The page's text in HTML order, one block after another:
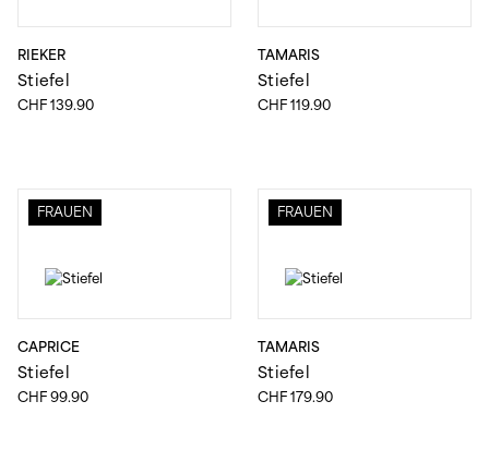
RIEKER
Stiefel
CHF 139.90
TAMARIS
Stiefel
CHF 119.90
FRAUEN
CAPRICE
Stiefel
CHF 99.90
FRAUEN
TAMARIS
Stiefel
CHF 179.90